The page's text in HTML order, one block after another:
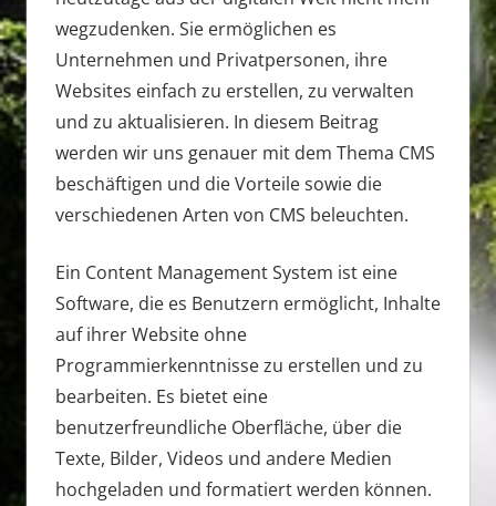
wegzudenken. Sie ermöglichen es
Unternehmen und Privatpersonen, ihre
Websites einfach zu erstellen, zu verwalten
und zu aktualisieren. In diesem Beitrag
werden wir uns genauer mit dem Thema CMS
beschäftigen und die Vorteile sowie die
verschiedenen Arten von CMS beleuchten.
Ein Content Management System ist eine
Software, die es Benutzern ermöglicht, Inhalte
auf ihrer Website ohne
Programmierkenntnisse zu erstellen und zu
bearbeiten. Es bietet eine
benutzerfreundliche Oberfläche, über die
Texte, Bilder, Videos und andere Medien
hochgeladen und formatiert werden können.